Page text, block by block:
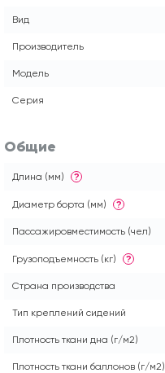
Вид
Производитель
Модель
Серия
Общие
Длина (мм) ?
Диаметр борта (мм) ?
Пассажировместимость (чел)
Грузоподъемность (кг) ?
Страна производства
Тип креплений сидений
Плотность ткани дна (г/м2)
Плотность ткани баллонов (г/м2)